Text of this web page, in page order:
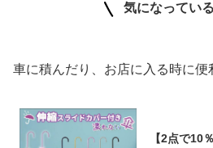
気になってい
車に積んだり、お店に入る時に便
【2点で10